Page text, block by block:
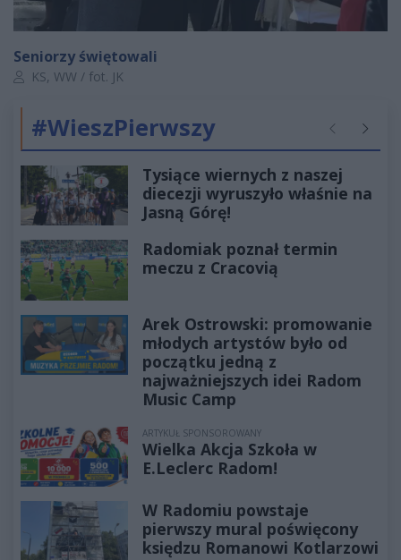
Seniorzy świętowali
Autor artykułu:
KS, WW / fot. JK
#WieszPierwszy Poprzednie
Tysiące wiernych z naszej
diecezji wyruszyło właśnie na
Jasną Górę!
Radomiak poznał termin
meczu z Cracovią
Arek Ostrowski: promowanie
młodych artystów było od
początku jedną z
najważniejszych idei Radom
Music Camp
ARTYKUŁ SPONSOROWANY
Wielka Akcja Szkoła w
E.Leclerc Radom!
W Radomiu powstaje
pierwszy mural poświęcony
księdzu Romanowi Kotlarzowi